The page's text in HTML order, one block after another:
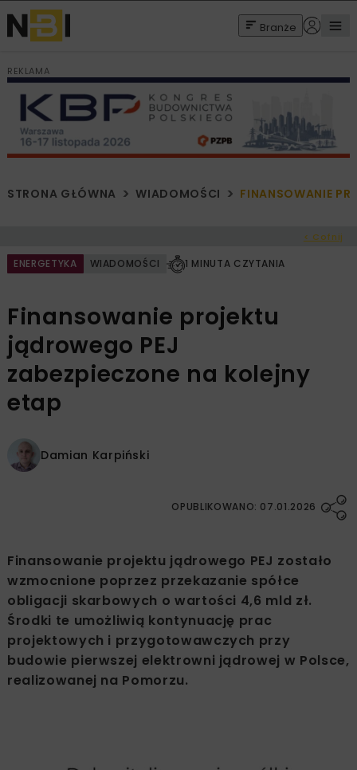
Branże
REKLAMA
STRONA GŁÓWNA WIADOMOŚCI FINANSOWANIE
< Cofnij
ENERGETYKA WIADOMOŚCI 1 MINUTA CZYTANIA
Finansowanie projektu
jądrowego PEJ
zabezpieczone na kolejny
etap
Damian Karpiński
OPUBLIKOWANO: 07.01.2026
Finansowanie projektu jądrowego PEJ zostało
wzmocnione poprzez przekazanie spółce
obligacji skarbowych o wartości 4,6 mld zł.
Środki te umożliwią kontynuację prac
projektowych i przygotowawczych przy
budowie pierwszej elektrowni jądrowej w Polsce,
realizowanej na Pomorzu.